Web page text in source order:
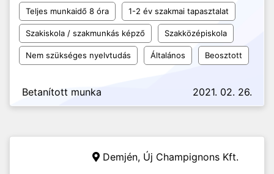
Teljes munkaidő 8 óra 1-2 év szakmai tapasztalat
Szakiskola / szakmunkás képző Szakközépiskola
Nem szükséges nyelvtudás Általános Beosztott
Betanított munka 2021. 02. 26.
Demjén, Új Champignons Kft.